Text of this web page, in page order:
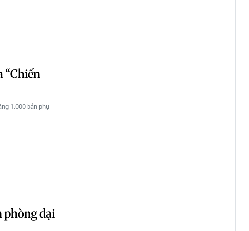
“Chiến
1.000 bản phụ
phòng đại